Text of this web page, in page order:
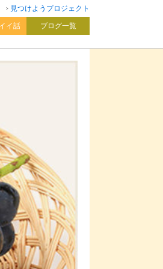
見つけようプロジェクト
イ話 ブログ一覧